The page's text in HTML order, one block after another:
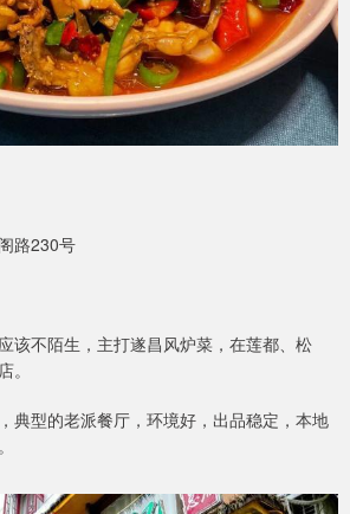
路230号
该不陌生，主打遂昌风炉菜，在莲都、松
。
典型的老派餐厅，环境好，出品稳定，本地